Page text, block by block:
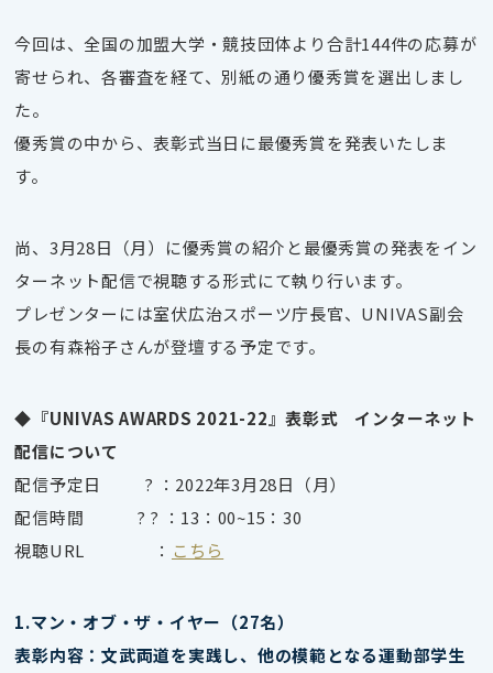
今回は、全国の加盟大学・競技団体より合計144件の応募が
寄せられ、各審査を経て、別紙の通り優秀賞を選出しまし
た。
優秀賞の中から、表彰式当日に最優秀賞を発表いたしま
す。
尚、3月28日（月）に優秀賞の紹介と最優秀賞の発表をイン
ターネット配信で視聴する形式にて執り行います。
プレゼンターには室伏広治スポーツ庁長官、 UNIVAS副会
長の有森裕子さんが登壇する予定です。
◆『UNIVAS AWARDS 2021-22』表彰式 インターネット
配信について
配信予定日 ? ：2022年3月28日（月）
配信時間 ? ? ：13：00~15：30
視聴URL ： こちら
1.マン・オブ・ザ・イヤー（27名）
表彰内容：文武両道を実践し、他の模範となる運動部学生